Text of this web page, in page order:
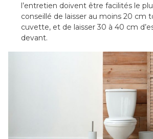
l’entretien doivent être facilités le
conseillé de laisser au moins 20 cm
cuvette, et de laisser 30 à 40 cm
devant.